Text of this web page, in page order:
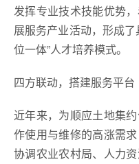
发挥专业技术技能优势
展服务产业活动，形成
位一体”人才培养模式。
四方联动，搭建服务平台
近年来，为顺应土地集
作使用与维修的高涨需
协调农业农村局、人力